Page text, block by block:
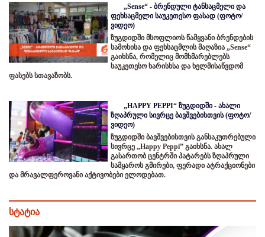
„Sense“ - ბრენდული ტანსაცმელი და
ფეხსაცმელი საუკეთესო ფასად (ფოტო/
ვიდეო)
ზუგდიდში მსოფლიოს წამყვანი ბრენდების
სამოსისა და ფეხსაცმლის მაღაზია „Sense“
გაიხსნა, რომელიც მომხმარებლებს
საუკეთესო ხარისხსა და ხელმისაწვდომ
ფასებს სთავაზობს.
„HAPPY PEPPI“ ზუგდიდში - ახალი
ზღაპრული სივრცე ბავშვებისთვის (ფოტო/
ვიდეო)
ზუგდიდში ბავშვებისთვის განსაკუთრებული
სივრცე „Happy Peppi” გაიხსნა. ახალ
გასართობ ცენტრში პატარებს ზღაპრული
სამყაროს გმირები, ფერადი ატრაქციონები
და მრავალფეროვანი აქტივობები ელოდებათ.
სტატია